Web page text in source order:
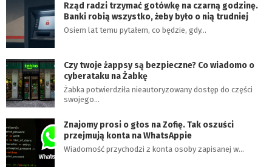
Rząd radzi trzymać gotówkę na czarną godzinę.
Banki robią wszystko, żeby było o nią trudniej
Osiem lat temu pytałem, co będzie, gdy…
Czy twoje żappsy są bezpieczne? Co wiadomo o
cyberataku na Żabkę
Żabka potwierdziła nieautoryzowany dostęp do części
swojego…
Znajomy prosi o głos na Zofię. Tak oszuści
przejmują konta na WhatsAppie
Wiadomość przychodzi z konta osoby zapisanej w…